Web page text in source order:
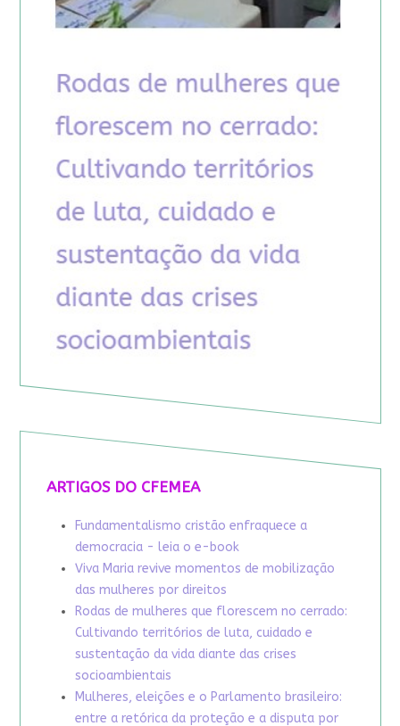
ARTIGOS DO CFEMEA
Fundamentalismo cristão enfraquece a
democracia - leia o e-book
Viva Maria revive momentos de mobilização
das mulheres por direitos
Rodas de mulheres que florescem no cerrado:
Cultivando territórios de luta, cuidado e
sustentação da vida diante das crises
socioambientais
Mulheres, eleições e o Parlamento brasileiro:
entre a retórica da proteção e a disputa por